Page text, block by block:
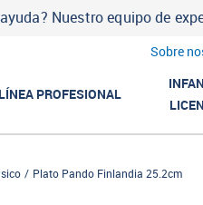
más completa para la
Sobre
LÍNEA PROFESIONAL
Plato Pando Finlandia 25.2cm